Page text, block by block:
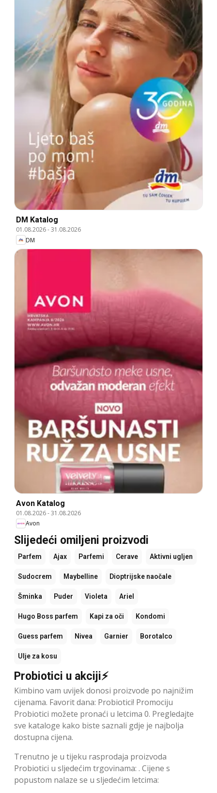
DM Katalog
01.08.2026-31.08.2026
DM
Avon Katalog
01.08.2026-31.08.2026
Avon
Slijedeći omiljeni proizvodi
Parfem Ajax Parfemi Cerave Aktivni ugljen
Sudocrem Maybelline Dioptrijske naočale
Šminka Puder Violeta Ariel
Hugo Boss parfem Kapi za oči Kondomi
Guess parfem Nivea Garnier Borotalco
Ulje za kosu
Probiotici u akciji⚡
Kimbino vam uvijek donosi proizvode po najnižim
cijenama. Favorit dana: Probiotici! Promociju
Probiotici možete pronaći u letcima 0. Pregledajte
sve kataloge kako biste saznali gdje je najbolja
dostupna cijena.
Trenutno je u tijeku rasprodaja proizvoda
Probiotici u sljedećim trgovinama: . Cijene s
popustom nalaze se u sljedećim letcima: